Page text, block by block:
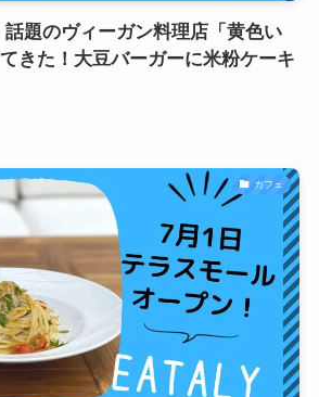
題のヴィーガン料理店「黄色い
きた！大豆バーガーに米粉ケーキ
カフェ